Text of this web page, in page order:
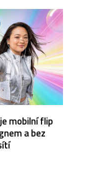
mobilní flip
a bez